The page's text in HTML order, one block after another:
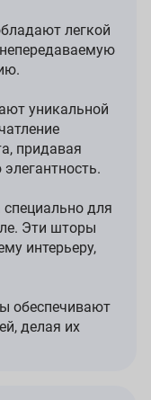
легкой
уникальной
придавая
для
Эти шторы
интерьеру,
обеспечивают
делая их